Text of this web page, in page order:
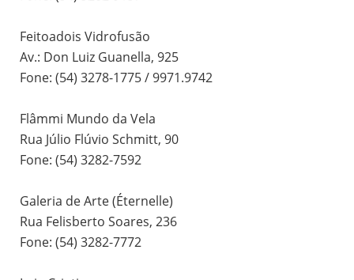
Feitoadois Vidrofusão
Av.: Don Luiz Guanella, 925
Fone: (54) 3278-1775 / 9971.9742
Flâmmi Mundo da Vela
Rua Júlio Flúvio Schmitt, 90
Fone: (54) 3282-7592
Galeria de Arte (Éternelle)
Rua Felisberto Soares, 236
Fone: (54) 3282-7772